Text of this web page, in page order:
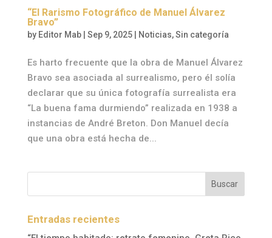
“El Rarismo Fotográfico de Manuel Álvarez
Bravo”
by Editor Mab| Sep 9, 2025| Noticias,Sin categoría
Es harto frecuente que la obra de Manuel Álvarez
Bravo sea asociada al surrealismo, pero él solía
declarar que su única fotografía surrealista era
“La buena fama durmiendo” realizada en 1938 a
instancias de André Breton. Don Manuel decía
que una obra está hecha de...
Entradas recientes